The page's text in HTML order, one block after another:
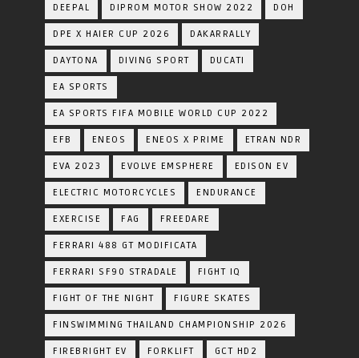
DEEPAL DIPROM MOTOR SHOW 2022 DOH
DPE X HAIER CUP 2026 DAKARRALLY
DAYTONA DIVING SPORT DUCATI
EA SPORTS
EA SPORTS FIFA MOBILE WORLD CUP 2022
EFB ENEOS ENEOS X PRIME ETRAN NDR
EVA 2023 EVOLVE EMSPHERE EDISON EV
ELECTRIC MOTORCYCLES ENDURANCE
EXERCISE FAG FREEDARE
FERRARI 488 GT MODIFICATA
FERRARI SF90 STRADALE FIGHT IQ
FIGHT OF THE NIGHT FIGURE SKATES
FINSWIMMING THAILAND CHAMPIONSHIP 2026
FIREBRIGHT EV FORKLIFT GCT HD2